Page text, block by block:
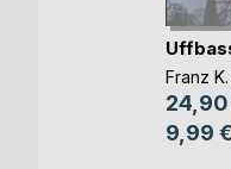
Franz
24,90
9,99 €